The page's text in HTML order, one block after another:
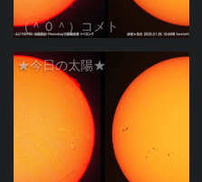
（＾０＾）コメト
★今日の太陽★